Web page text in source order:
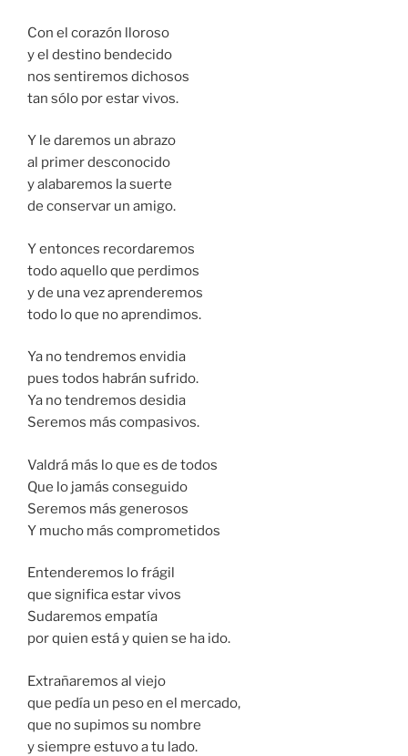
Con el corazón lloroso
y el destino bendecido
nos sentiremos dichosos
tan sólo por estar vivos.
Y le daremos un abrazo
al primer desconocido
y alabaremos la suerte
de conservar un amigo.
Y entonces recordaremos
todo aquello que perdimos
y de una vez aprenderemos
todo lo que no aprendimos.
Ya no tendremos envidia
pues todos habrán sufrido.
Ya no tendremos desidia
Seremos más compasivos.
Valdrá más lo que es de todos
Que lo jamás conseguido
Seremos más generosos
Y mucho más comprometidos
Entenderemos lo frágil
que significa estar vivos
Sudaremos empatía
por quien está y quien se ha ido.
Extrañaremos al viejo
que pedía un peso en el mercado,
que no supimos su nombre
y siempre estuvo a tu lado.